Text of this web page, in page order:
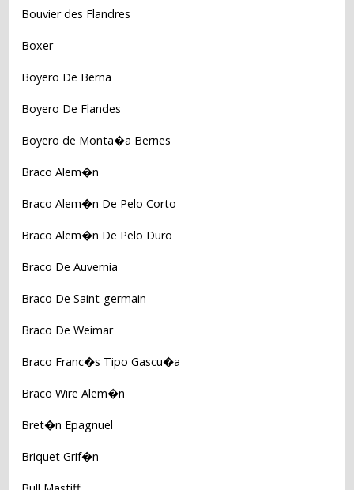
Bouvier des Flandres
Boxer
Boyero De Berna
Boyero De Flandes
Boyero de Monta�a Bernes
Braco Alem�n
Braco Alem�n De Pelo Corto
Braco Alem�n De Pelo Duro
Braco De Auvernia
Braco De Saint-germain
Braco De Weimar
Braco Franc�s Tipo Gascu�a
Braco Wire Alem�n
Bret�n Epagnuel
Briquet Grif�n